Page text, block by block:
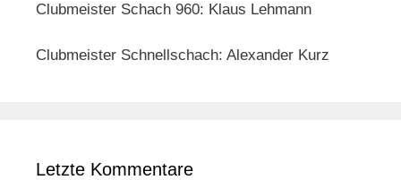
Clubmeister Schach 960: Klaus Lehmann
Clubmeister Schnellschach: Alexander Kurz
Letzte Kommentare